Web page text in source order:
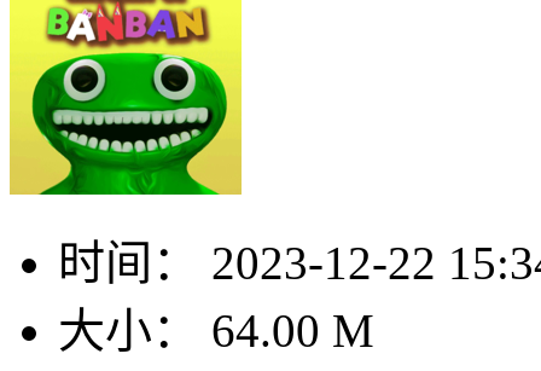
时间：
2023-12-22
大小：
64.00 M